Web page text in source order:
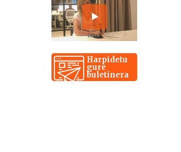
Harpidetu
gure
buletinera